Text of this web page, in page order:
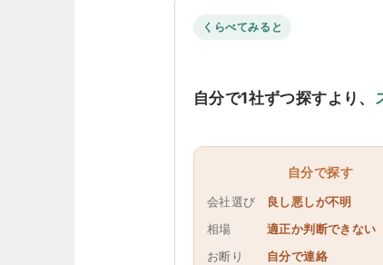
くらべてみると
自分で1社ずつ探すより、
自分で探す
会社選び
良し悪しが不明
相場
適正か判断できない
お断り
自分で連絡